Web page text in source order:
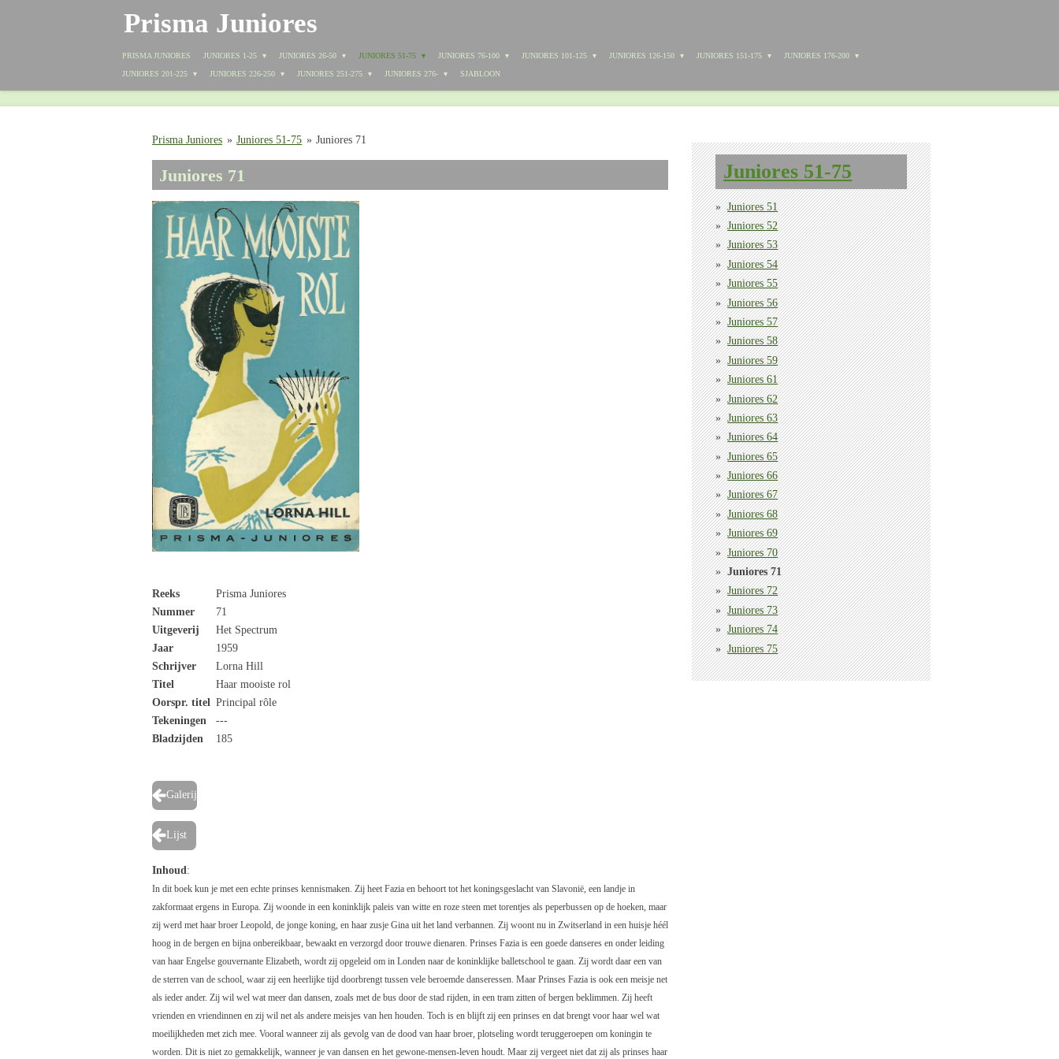
hoofdinhoud
Prisma Juniores
PRISMA JUNIORES JUNIORES 1-25 JUNIORES 26-50 JUNIORES 51-75 JUNIORES 76-100 JUNIORES 101-125 JUNIORES 126-150 JUNIORES 151-175 JUNIORES 176-200
JUNIORES 201-225 JUNIORES 226-250 JUNIORES 251-275 JUNIORES 276- SJABLOON
Prisma Juniores » Juniores 51-75 » Juniores 71
Juniores 71
Reeks
Prisma Juniores
Nummer
71
Uitgeverij
Het Spectrum
Jaar
1959
Schrijver
Lorna Hill
Titel
Haar mooiste rol
Oorspr. titel Principal rôle
Tekeningen
---
Bladzijden
185
Galerij
Lijst
Inhoud:
In dit boek kun je met een echte prinses kennismaken. Zij heet Fazia en behoort tot het koningsgeslacht van Slavonië, een landje in
zakformaat ergens in Europa. Zij woonde in een koninklijk paleis van witte en roze steen met torentjes als peperbussen op de hoeken, maar
zij werd met haar broer Leopold, de jonge koning, en haar zusje Gina uit het land verbannen. Zij woont nu in Zwitserland in een huisje héél
hoog in de bergen en bijna onbereikbaar, bewaakt en verzorgd door trouwe dienaren. Prinses Fazia is een goede danseres en onder leiding
van haar Engelse gouvernante Elizabeth, wordt zij opgeleid om in Londen naar de koninklijke balletschool te gaan. Zij wordt daar een van
de sterren van de school, waar zij een heerlijke tijd doorbrengt tussen vele beroemde danseressen. Maar Prinses Fazia is ook een meisje net
als ieder ander. Zij wil wel wat meer dan dansen, zoals met de bus door de stad rijden, in een tram zitten of bergen beklimmen. Zij heeft
vrienden en vriendinnen en zij wil net als andere meisjes van hen houden. Toch is en blijft zij een prinses en dat brengt voor haar wel wat
moeilijkheden met zich mee. Vooral wanneer zij als gevolg van de dood van haar broer, plotseling wordt teruggeroepen om koningin te
worden. Dit is niet zo gemakkelijk, wanneer je van dansen en het gewone-mensen-leven houdt. Maar zij vergeet niet dat zij als prinses haar
Juniores 51-75
Juniores 51
Juniores 52
Juniores 53
Juniores 54
Juniores 55
Juniores 56
Juniores 57
Juniores 58
Juniores 59
Juniores 61
Juniores 62
Juniores 63
Juniores 64
Juniores 65
Juniores 66
Juniores 67
Juniores 68
Juniores 69
Juniores 70
Juniores 71
Juniores 72
Juniores 73
Juniores 74
Juniores 75